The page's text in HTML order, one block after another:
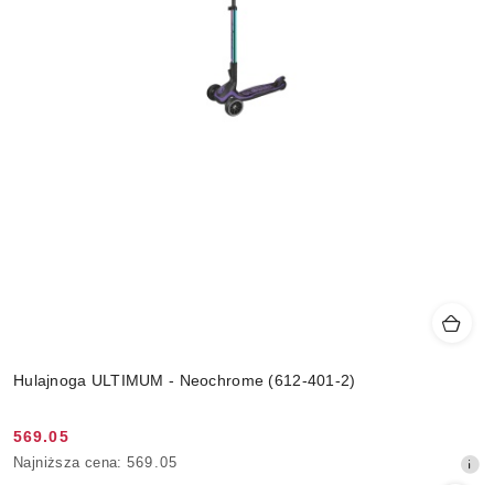
Hulajnoga ULTIMUM - Neochrome (612-401-2)
Cena
promocyjna:
569.05
Najniższa
Najniższa cena: 569.05